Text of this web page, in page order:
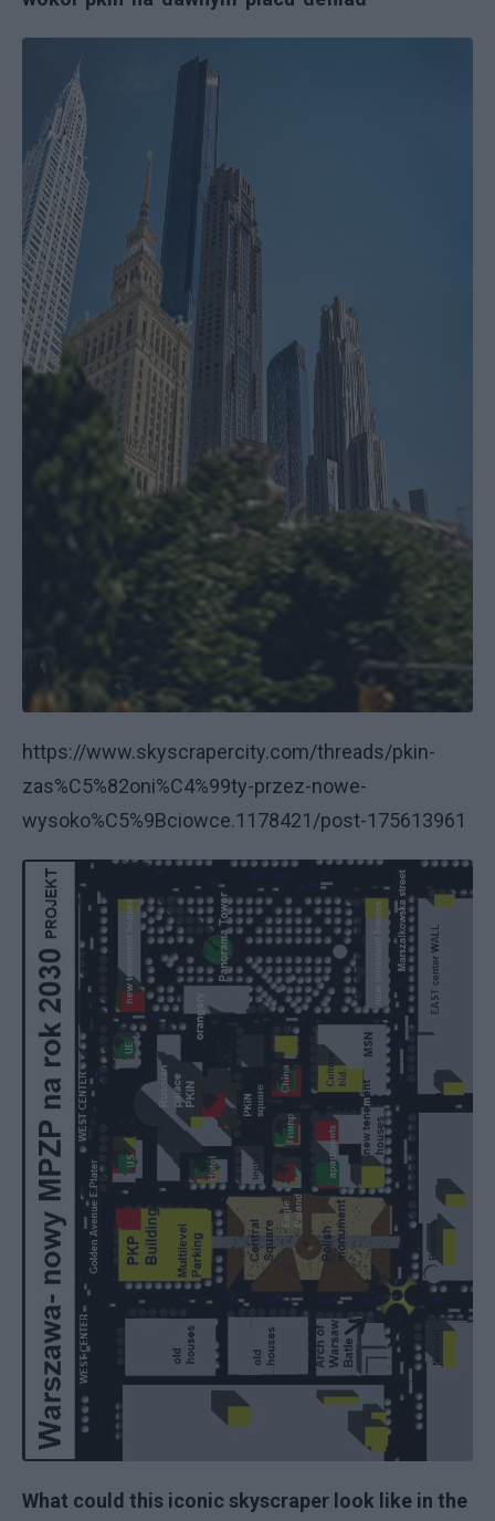
https://www.skyscrapercity.com/threads/pkin-
zas%C5%82oni%C4%99ty-przez-nowe-
wysoko%C5%9Bciowce.1178421/post-175613961
What could this iconic skyscraper look like in the